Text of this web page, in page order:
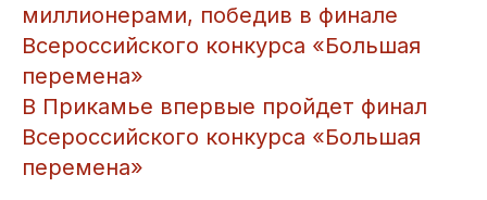
миллионерами, победив в финале
Всероссийского конкурса «Большая
перемена»
В Прикамье впервые пройдет финал
Всероссийского конкурса «Большая
перемена»